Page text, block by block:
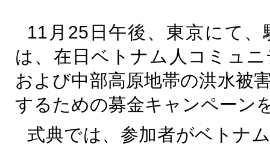
11 月 25 日午後、東京にて
は、在日ベトナム人コミュ
および中部高原地帯の洪水被
するための募金キャンペーン
式典では、参加者がベトナ